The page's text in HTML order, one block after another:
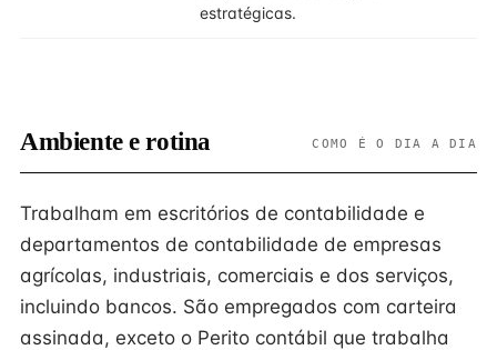
estratégicas.
Ambiente e rotina COMO É O DIA A DIA
Trabalham em escritórios de contabilidade e
departamentos de contabilidade de empresas
agrícolas, industriais, comerciais e dos serviços,
incluindo bancos. São empregados com carteira
assinada, exceto o Perito contábil que trabalha